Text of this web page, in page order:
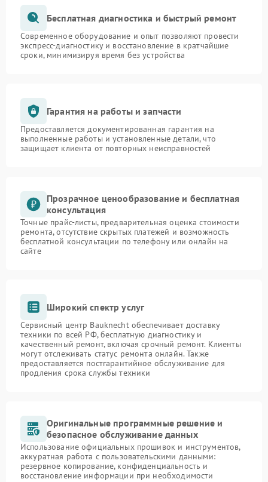
Бесплатная диагностика и быстрый ремонт
Современное оборудование и опыт позволяют провести
экспресс-диагностику и восстановление в кратчайшие
сроки, минимизируя время без устройства
Гарантия на работы и запчасти
Предоставляется документированная гарантия на
выполненные работы и установленные детали, что
защищает клиента от повторных неисправностей
Прозрачное ценообразование и бесплатная
консультация
Точные прайс-листы, предварительная оценка стоимости
ремонта, отсутствие скрытых платежей и возможность
бесплатной консультации по телефону или онлайн на
сайте
Широкий спектр услуг
Сервисный центр Bauknecht обеспечивает доставку
техники по всей РФ, бесплатную диагностику и
качественный ремонт, включая срочный ремонт. Клиенты
могут отслеживать статус ремонта онлайн. Также
предоставляется постгарантийное обслуживание для
продления срока службы техники
Оригинальные программные решение и
безопасное обслуживание данных
Использование официальных прошивок и инструментов,
аккуратная работа с пользовательскими данными:
резервное копирование, конфиденциальность и
восстановление информации при необходимости